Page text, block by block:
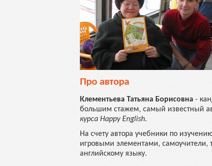
Про автора
Клементьева Татьяна Борисовна -
большим стажем, самый известный
курса Happy English.
На счету автора учебники по
игровыми элементами, самоучители,
английскому языку.